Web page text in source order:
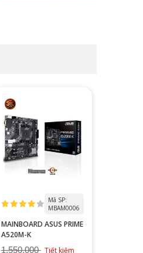
Mã SP:
MBAM0006
MAINBOARD ASUS PRIME
A520M-K
1,550,000 Tiết kiệm